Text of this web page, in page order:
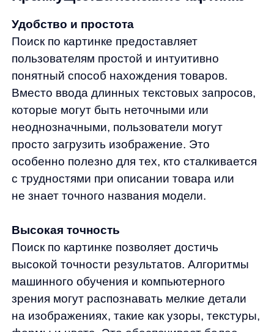
зрения могут распознавать мелкие детали
на изображениях, такие как узоры, текстуры,
формы и цвета. Это обеспечивает более
точное совпадение с товарами в каталоге,
чем текстовый поиск.
Сокращение времени на поиск
Загрузка изображения позволяет
пользователям мгновенно получать
релевантные результаты, сокращая время
на поиск нужного товара. Это особенно
важно в условиях высокой конкуренции
в сфере электронной коммерции, где каждая
секунда имеет значение для удержания
Персонализация и рекомендации
Поиск по картинке может быть интегрирован
с системой персонализации
и рекомендаций. Например, если
пользователь загружает изображение
определенной модели обуви, система может
не только показать эту модель,